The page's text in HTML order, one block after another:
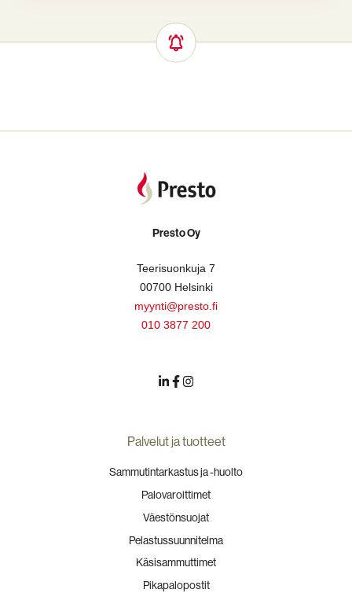
Presto Oy
Teerisuonkuja 7
00700 Helsinki
myynti@presto.fi
010 3877 200
Palvelut ja tuotteet
Sammutintarkastus ja -huolto
Palovaroittimet
Väestönsuojat
Pelastussuunnitelma
Käsisammuttimet
Pikapalopostit